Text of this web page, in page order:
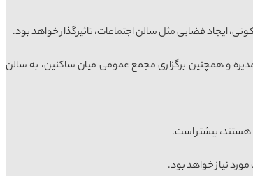
ایجاد فضایی مثل سالن اجتماعات، تاثیرگذار خواهد بود.
و همچنین برگزاری مجمع عمومی میان ساکنین، به سالن
بیشتر است.
نیاز خواهد بود.